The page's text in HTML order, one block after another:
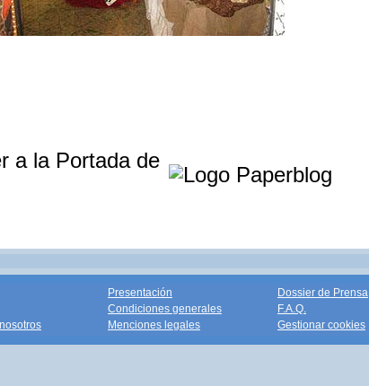
a la Portada de
Presentación
Condiciones generales
Menciones legales
Dossier de Prensa
F.A.Q.
Gestionar cookies